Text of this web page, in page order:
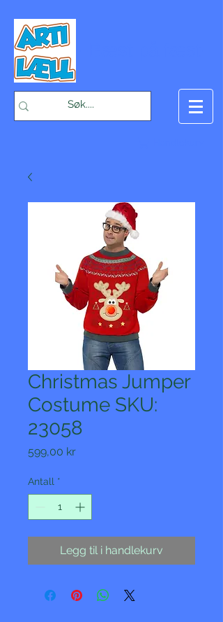
Christmas Jumper
Costume SKU:
23058
599,00 krPris
Antall *
Legg til i handlekurv